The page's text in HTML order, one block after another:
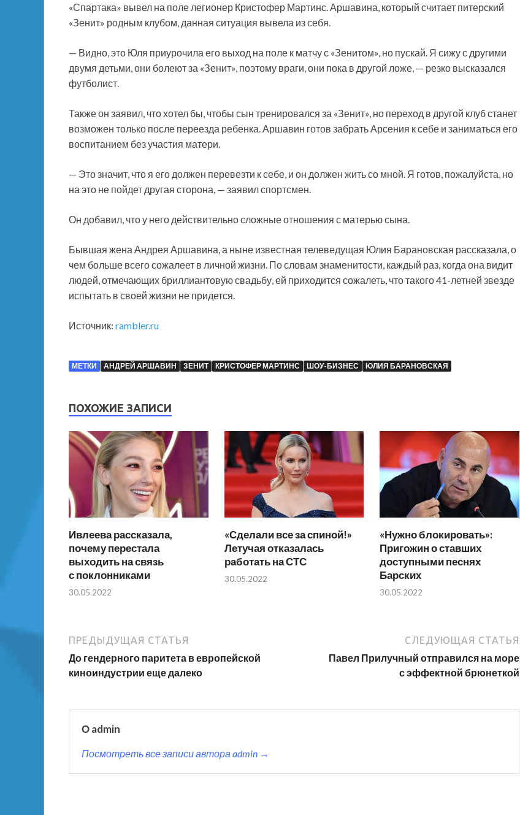
«Спартака» вывел на поле легионер Кристофер Мартинс. Аршавина, который считает питерский
«Зенит» родным клубом, данная ситуация вывела из себя.
— Видно, это Юля приурочила его выход на поле к матчу с «Зенитом», но пускай. Я сижу с другими
двумя детьми, они болеют за «Зенит», поэтому враги, они пока в другой ложе, — резко высказался
футболист.
Также он заявил, что хотел бы, чтобы сын тренировался за «Зенит», но переход в другой клуб станет
возможен только после переезда ребенка. Аршавин готов забрать Арсения к себе и заниматься его
воспитанием без участия матери.
— Это значит, что я его должен перевезти к себе, и он должен жить со мной. Я готов, пожалуйста, но
на это не пойдет другая сторона, — заявил спортсмен.
Он добавил, что у него действительно сложные отношения с матерью сына.
Бывшая жена Андрея Аршавина, а ныне известная телеведущая Юлия Барановская рассказала, о
чем больше всего сожалеет в личной жизни. По словам знаменитости, каждый раз, когда она видит
людей, отмечающих бриллиантовую свадьбу, ей приходится сожалеть, что такого 41-летней звезде
испытать в своей жизни не придется.
Источник: rambler.ru
МЕТКИ АНДРЕЙ АРШАВИН ЗЕНИТ КРИСТОФЕР МАРТИНС ШОУ-БИЗНЕС ЮЛИЯ БАРАНОВСКАЯ
ПОХОЖИЕ ЗАПИСИ
Ивлеева рассказала,
почему перестала
выходить на связь
с поклонниками
30.05.2022
«Сделали все за спиной!»
Летучая отказалась
работать на СТС
30.05.2022
«Нужно блокировать»:
Пригожин о ставших
доступными песнях
Барских
30.05.2022
ПРЕДЫДУЩАЯ СТАТЬЯ
До гендерного паритета в европейской
киноиндустрии еще далеко
СЛЕДУЮЩАЯ СТАТЬЯ
Павел Прилучный отправился на море
с эффектной брюнеткой
О admin
Посмотреть все записи автора admin →